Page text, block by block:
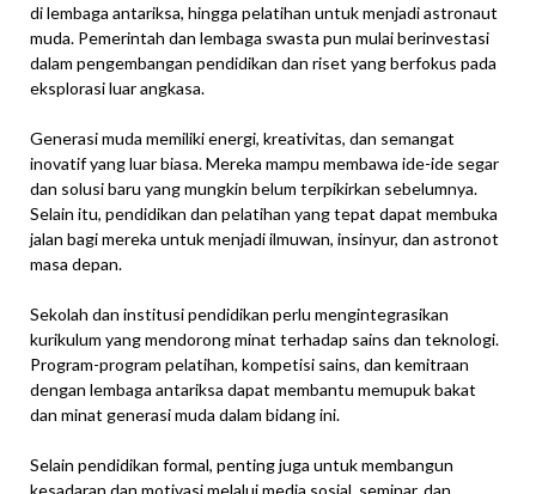
di lembaga antariksa, hingga pelatihan untuk menjadi astronaut
muda. Pemerintah dan lembaga swasta pun mulai berinvestasi
dalam pengembangan pendidikan dan riset yang berfokus pada
eksplorasi luar angkasa.
Generasi muda memiliki energi, kreativitas, dan semangat
inovatif yang luar biasa. Mereka mampu membawa ide-ide segar
dan solusi baru yang mungkin belum terpikirkan sebelumnya.
Selain itu, pendidikan dan pelatihan yang tepat dapat membuka
jalan bagi mereka untuk menjadi ilmuwan, insinyur, dan astronot
masa depan.
Sekolah dan institusi pendidikan perlu mengintegrasikan
kurikulum yang mendorong minat terhadap sains dan teknologi.
Program-program pelatihan, kompetisi sains, dan kemitraan
dengan lembaga antariksa dapat membantu memupuk bakat
dan minat generasi muda dalam bidang ini.
Selain pendidikan formal, penting juga untuk membangun